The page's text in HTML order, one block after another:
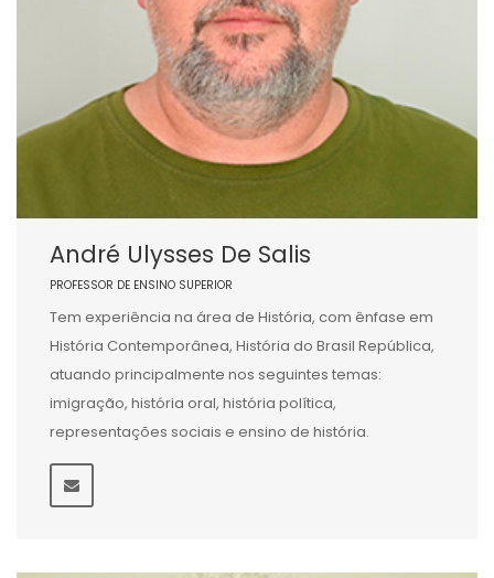
André Ulysses De Salis
PROFESSOR DE ENSINO SUPERIOR
Tem experiência na área de História, com ênfase em
História Contemporânea, História do Brasil República,
atuando principalmente nos seguintes temas:
imigração, história oral, história política,
representações sociais e ensino de história.